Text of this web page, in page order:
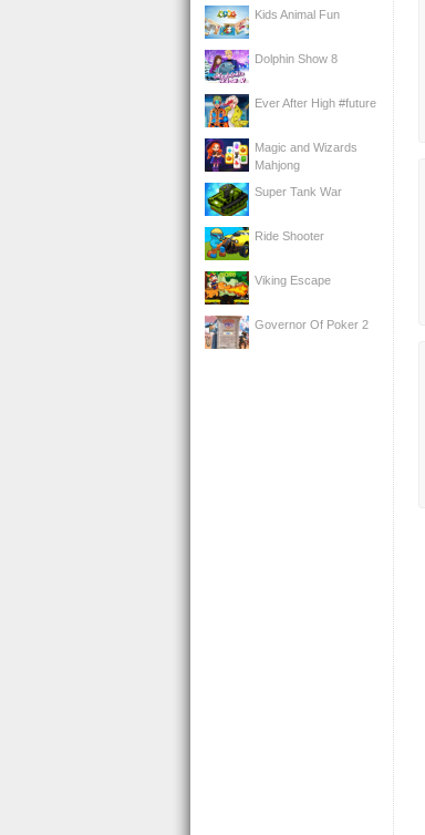
Kids Animal Fun
Dolphin Show 8
Ever After High #future
Magic and Wizards
Mahjong
Super Tank War
Ride Shooter
Viking Escape
Governor Of Poker 2